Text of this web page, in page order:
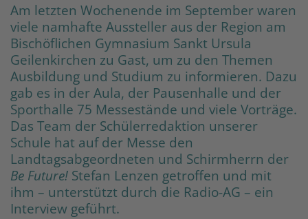
Am letzten Wochenende im September waren
viele namhafte Aussteller aus der Region am
Bischöflichen Gymnasium Sankt Ursula
Geilenkirchen zu Gast, um zu den Themen
Ausbildung und Studium zu informieren. Dazu
gab es in der Aula, der Pausenhalle und der
Sporthalle 75 Messestände und viele Vorträge.
Das Team der Schülerredaktion unserer
Schule hat auf der Messe den
Landtagsabgeordneten und Schirmherrn der
Be Future! Stefan Lenzen getroffen und mit
ihm – unterstützt durch die Radio-AG – ein
Interview geführt.